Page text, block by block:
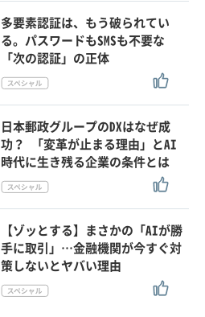
多要素認証は、もう破られてい
る。パスワードもSMSも不要な
「次の認証」の正体
日本郵政グループのDXはなぜ成
功？ 「変革が止まる理由」とAI
時代に生き残る企業の条件とは
【ゾッとする】まさかの「AIが勝
手に取引」…金融機関が今すぐ対
策しないとヤバい理由